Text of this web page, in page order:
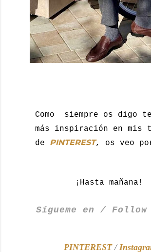
Como
siempre os digo
más inspiración en mis
de PINTEREST, os veo
¡Hasta mañana!
Sígueme en / Follow
PINTEREST/